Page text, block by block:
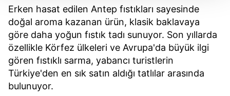
Her halükârda, kullanıcılar, bu çerezlere izin vermedikleri
takdirde, kullanıcılara hedefli reklamlar
gösterilmeyecektir."
Sizlere daha iyi bir hizmet sunabilmek için İnternet
Sitemizde kendimize ve üçüncü kişilere ait çerezler
kullanılmaktadır. Bu çerezler vasıtasıyla çeşitli kişisel
verileriniz işlenmekte olup gerekli olan çerezler bilgi
Erken hasat edilen Antep fıstıkları sayesinde
doğal aroma kazanan ürün, klasik baklavaya
göre daha yoğun fıstık tadı sunuyor. Son yıllarda
özellikle Körfez ülkeleri ve Avrupa'da büyük ilgi
gören fıstıklı sarma, yabancı turistlerin
Türkiye'den en sık satın aldığı tatlılar arasında
bulunuyor.